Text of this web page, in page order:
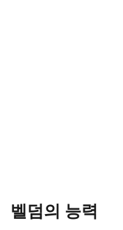
벨덤의 능력